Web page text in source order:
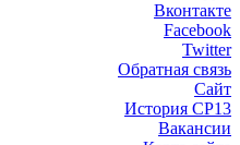
Вконтакте
Facebook
Twitter
Обратная связь
Сайт
История СР13
Вакансии